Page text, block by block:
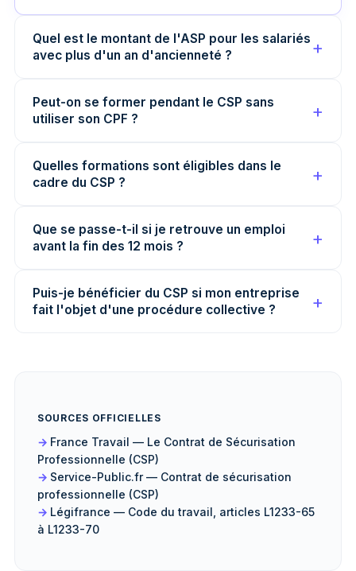
Quel est le montant de l'ASP pour les salariés
avec plus d'un an d'ancienneté ?
Peut-on se former pendant le CSP sans
utiliser son CPF ?
Quelles formations sont éligibles dans le
cadre du CSP ?
Que se passe-t-il si je retrouve un emploi
avant la fin des 12 mois ?
Puis-je bénéficier du CSP si mon entreprise
fait l'objet d'une procédure collective ?
SOURCES OFFICIELLES
France Travail — Le Contrat de Sécurisation
Professionnelle (CSP)
Service-Public.fr — Contrat de sécurisation
professionnelle (CSP)
Légifrance — Code du travail, articles L1233-65
à L1233-70